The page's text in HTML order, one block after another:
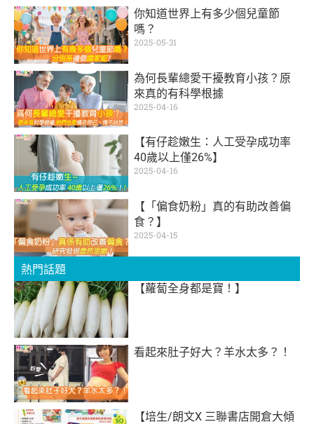
你知道世界上有多少個兒童節
嗎？
2025-05-31
為何長輩總愛干擾教育小孩？原
來真的有科學根據
2025-04-16
【有仔趁嫩生：人工受孕成功率
40歲以上僅26%】
2025-04-16
【「偏食奶粉」真的有助改善偏
食？】
2025-04-15
熱門話題
【蘿蔔全身都是寶！】
看起來肚子好大？羊水太多？！
【培生/朗文X 三聯書店開倉大傾